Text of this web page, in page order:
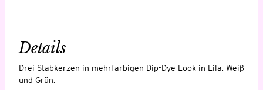
Details
Drei Stabkerzen in mehrfarbigen Dip-Dye Look in Lila, Weiß
und Grün.